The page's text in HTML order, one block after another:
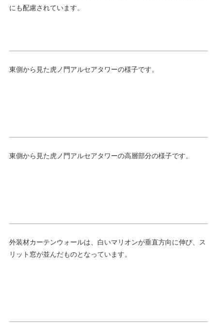
にも配慮されています。
東側から見た虎ノ門アルセアタワーの様子です。
東側から見た虎ノ門アルセアタワーの高層部分の様子です。
外装材カーテンウォールは、白いマリオンが垂直方向に伸び、ス
リット窓が並んだものとなっています。